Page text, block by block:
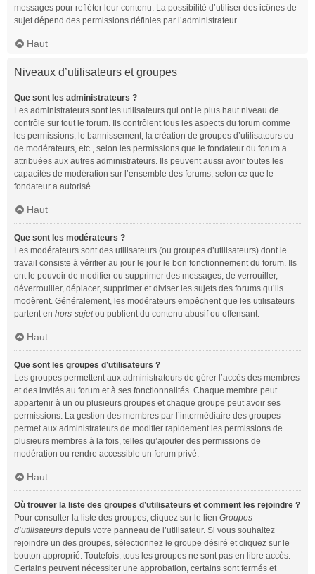
messages pour refléter leur contenu. La possibilité d’utiliser des icônes de
sujet dépend des permissions définies par l’administrateur.
Haut
Niveaux d’utilisateurs et groupes
Que sont les administrateurs ?
Les administrateurs sont les utilisateurs qui ont le plus haut niveau de
contrôle sur tout le forum. Ils contrôlent tous les aspects du forum comme
les permissions, le bannissement, la création de groupes d’utilisateurs ou
de modérateurs, etc., selon les permissions que le fondateur du forum a
attribuées aux autres administrateurs. Ils peuvent aussi avoir toutes les
capacités de modération sur l’ensemble des forums, selon ce que le
fondateur a autorisé.
Haut
Que sont les modérateurs ?
Les modérateurs sont des utilisateurs (ou groupes d’utilisateurs) dont le
travail consiste à vérifier au jour le jour le bon fonctionnement du forum. Ils
ont le pouvoir de modifier ou supprimer des messages, de verrouiller,
déverrouiller, déplacer, supprimer et diviser les sujets des forums qu’ils
modèrent. Généralement, les modérateurs empêchent que les utilisateurs
partent en hors-sujetou publient du contenu abusif ou offensant.
Haut
Que sont les groupes d’utilisateurs ?
Les groupes permettent aux administrateurs de gérer l’accès des membres
et des invités au forum et à ses fonctionnalités. Chaque membre peut
appartenir à un ou plusieurs groupes et chaque groupe peut avoir ses
permissions. La gestion des membres par l’intermédiaire des groupes
permet aux administrateurs de modifier rapidement les permissions de
plusieurs membres à la fois, telles qu’ajouter des permissions de
modération ou rendre accessible un forum privé.
Haut
Où trouver la liste des groupes d’utilisateurs et comment les rejoindre ?
Pour consulter la liste des groupes, cliquez sur le lien Groupes
d’utilisateurs depuis votre panneau de l’utilisateur. Si vous souhaitez
rejoindre un des groupes, sélectionnez le groupe désiré et cliquez sur le
bouton approprié. Toutefois, tous les groupes ne sont pas en libre accès.
Certains peuvent nécessiter une approbation, certains sont fermés et